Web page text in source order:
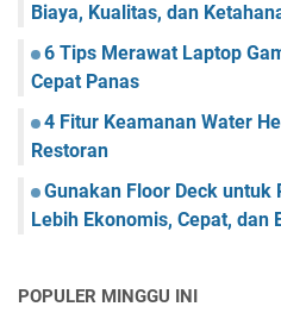
Biaya, Kualitas, dan
6 Tips Merawat Laptop
Cepat Panas
4 Fitur Keamanan Water
Restoran
Gunakan Floor Deck untuk
Lebih Ekonomis, Cepat, dan
POPULER MINGGU INI